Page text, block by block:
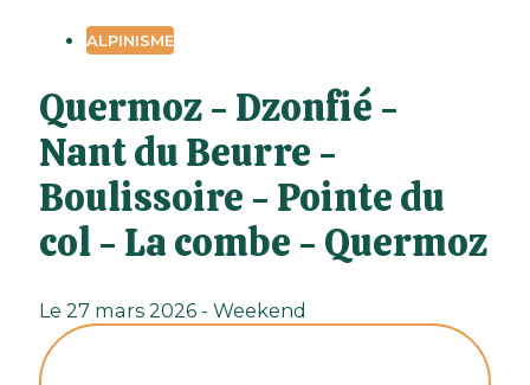
ALPINISME
Quermoz - Dzonfié -
Nant du Beurre -
Boulissoire - Pointe du
col - La combe - Quermoz
Le 27 mars 2026 - Weekend